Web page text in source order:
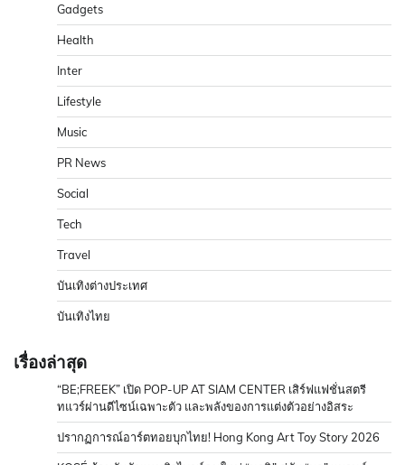
Gadgets
Health
Inter
Lifestyle
Music
PR News
Social
Tech
Travel
บันเทิงต่างประเทศ
บันเทิงไทย
เรื่องล่าสุด
“BE;FREEK” เปิด POP-UP AT SIAM CENTER เสิร์ฟแฟชั่นสตรี
ทแวร์ผ่านดีไซน์เฉพาะตัว และพลังของการแต่งตัวอย่างอิสระ
ปรากฏการณ์อาร์ตทอยบุกไทย! Hong Kong Art Toy Story 2026